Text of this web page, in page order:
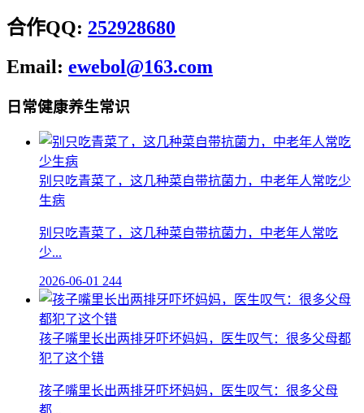
合作QQ: 252928680
Email: ewebol@163.com
日常健康养生常识
别只吃青菜了，这几种菜自带抗菌力，中老年人常吃少
生病
别只吃青菜了，这几种菜自带抗菌力，中老年人常吃
少...
2026-06-01 244
孩子嘴里长出两排牙吓坏妈妈，医生叹气：很多父母都
犯了这个错
孩子嘴里长出两排牙吓坏妈妈，医生叹气：很多父母